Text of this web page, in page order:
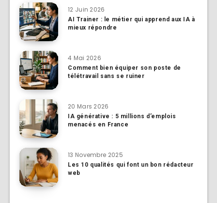
12 Juin 2026
AI Trainer : le métier qui apprend aux IA à
mieux répondre
4 Mai 2026
Comment bien équiper son poste de
télétravail sans se ruiner
20 Mars 2026
IA générative : 5 millions d’emplois
menacés en France
13 Novembre 2025
Les 10 qualités qui font un bon rédacteur
web